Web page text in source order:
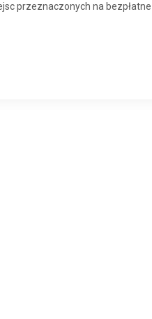
przeznaczonych na